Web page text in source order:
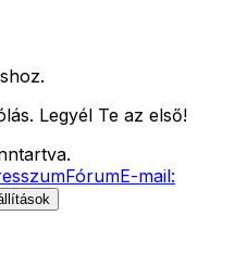
Legyél Te az első!
FórumE-mail: